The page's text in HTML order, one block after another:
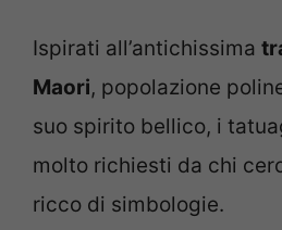
Ispirati all’antichissima
Maori, popolazione
suo spirito bellico, i
molto richiesti da chi
ricco di simbologie.